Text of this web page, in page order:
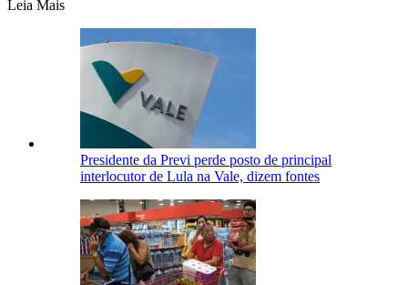
Leia Mais
Presidente da Previ perde posto de principal
interlocutor de Lula na Vale, dizem fontes